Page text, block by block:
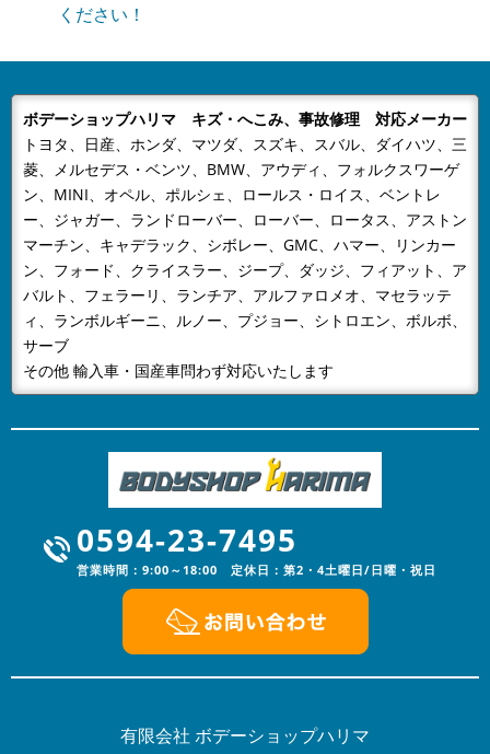
2024/08/09 NEWS
平素は格別のお引き立てをいただき厚くお礼申し上げま
す。有限会社ボデーショップハリマでは、誠に勝手なが
ら下記日程を夏季休業とさせてい...
2024/04/26 NEWS
GW休業のお知らせ
当社はGW休業は4月28日～5月6日までとなりますご不
便をおかけいたしますが、何卒ご容赦下さい。
2024/01/05
NEWS
あけましておめでとうございます
明けましておめでとうございます。旧年中は格別なご高
配を賜りスタッフ一同心より厚く御礼申し上げます。本
年も、更なるサービスの向上に努...
2023/12/16 NEWS
年末年始の営業のお知らせ平素は格別のお引き立てをい
ただき厚くお礼申し上げます。有限会社ボデーショップ
ハリマでは、誠に勝手ながら下記...
2023/08/03
夏季休暇のお知らせ
平素は格別のお引き立てをいただき厚くお礼申し上げま
NEWS
ください！
ボデーショップハリマ キズ・へこみ、事故修理 対応メーカー
トヨタ、日産、ホンダ、マツダ、スズキ、スバル、ダイハツ、三
菱、メルセデス・ベンツ、BMW、アウディ、フォルクスワーゲ
ン、MINI、オペル、ポルシェ、ロールス・ロイス、ベントレ
ー、ジャガー、ランドローバー、ローバー、ロータス、アストン
マーチン、キャデラック、シボレー、GMC、ハマー、リンカー
ン、フォード、クライスラー、ジープ、ダッジ、フィアット、ア
バルト、フェラーリ、ランチア、アルファロメオ、マセラッテ
ィ、ランボルギーニ、ルノー、プジョー、シトロエン、ボルボ、
サーブ
その他 輸入車・国産車問わず対応いたします
0594-23-7495
営業時間：9:00～18:00 定休日：第2・4土曜日/日曜・祝日
有限会社 ボデーショップハリマ